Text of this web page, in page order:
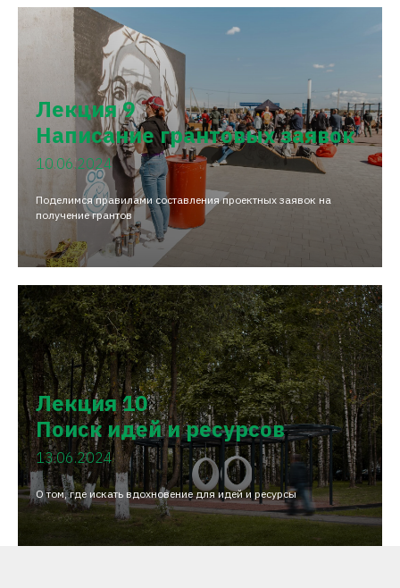
Лекция 9
Написание грантовых заявок
10.06.2024
Поделимся правилами составления проектных заявок на
получение грантов
Лекция 10
Поиск идей и ресурсов
13.06.2024
О том, где искать вдохновение для идей и ресурсы